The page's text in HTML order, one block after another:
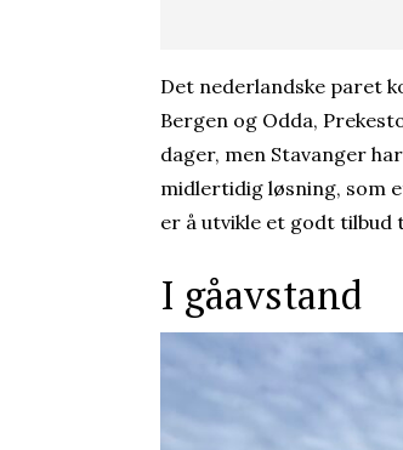
Det nederlandske paret
Bergen og Odda,
dager, men Stavanger
midlertidig løsning, som
er å utvikle et godt
I gåavstand